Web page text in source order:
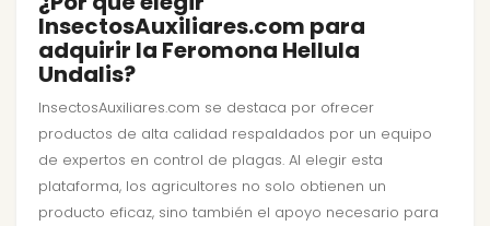
InsectosAuxiliares.com para
adquirir la Feromona Hellula
Undalis?
InsectosAuxiliares.com se destaca por ofrecer
productos de alta calidad respaldados por un equipo
de expertos en control de plagas. Al elegir esta
plataforma, los agricultores no solo obtienen un
producto eficaz, sino también el apoyo necesario para